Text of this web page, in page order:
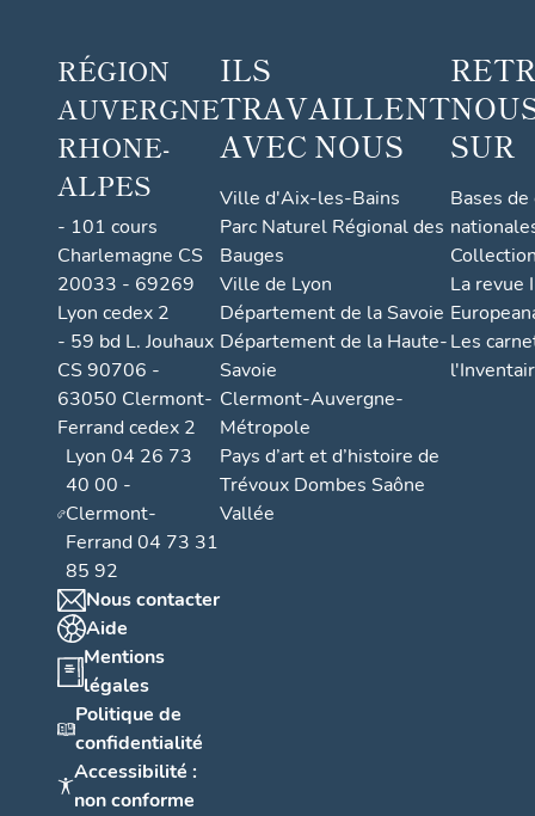
RÉGION
AUVERGNE
RHONE-
ALPES
- 101 cours
Charlemagne CS
20033 - 69269
Lyon cedex 2
- 59 bd L. Jouhaux
CS 90706 -
63050 Clermont-
Ferrand cedex 2
Lyon 04 26 73
40 00 -
Clermont-
Ferrand 04 73 31
85 92
Nous contacter
Aide
Mentions
légales
Politique de
confidentialité
Accessibilité :
non conforme
ILS
TRAVAILLENT
AVEC NOUS
Ville d'Aix-les-Bains
Parc Naturel Régional des
Bauges
Ville de Lyon
Département de la Savoie
Département de la Haute-
Savoie
Clermont-Auvergne-
Métropole
Pays d’art et d’histoire de
Trévoux Dombes Saône
Vallée
SUR
Bases
La revue
Les